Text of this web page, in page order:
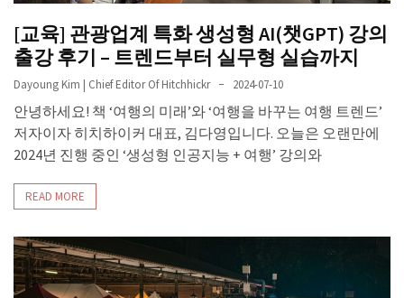
[교육] 관광업계 특화 생성형 AI(챗GPT) 강의
출강 후기 – 트렌드부터 실무형 실습까지
Dayoung Kim | Chief Editor Of Hitchhickr 2024-07-10
안녕하세요! 책 ‘여행의 미래’와 ‘여행을 바꾸는 여행 트렌드’
저자이자 히치하이커 대표, 김다영입니다. 오늘은 오랜만에
2024년 진행 중인 ‘생성형 인공지능 + 여행’ 강의와
READ MORE